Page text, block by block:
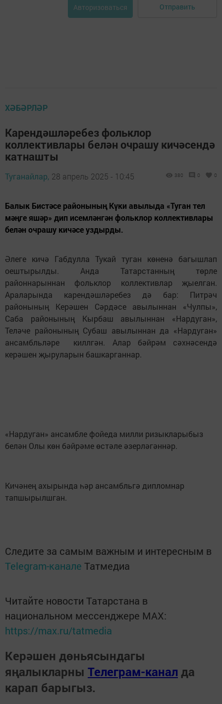
Авторизоваться Отправить
ХӘБӘРЛӘР
Карендәшләребез фольклор
коллективлары белән очрашу кичәсендә
катнашты
Туганайлар, 28 апрель 2025 - 10:45 380 0 0
Балык Бистәсе районының Күки авылыда «Туган тел
мәңге яшәр» дип исемләнгән фольклор коллективлары
белән очрашу кичәсе уздырды.
Әлеге кичә Габдулла Тукай туган көненә багышлап
оештырылды. Анда Татарстанның төрле
районнарыннан фольклор коллективлар җыелган.
Араларында карендәшләребез дә бар: Питрәч
районының Керәшен Сәрдәсе авылыннан «Чулпы»,
Саба районының Кырбаш авылыннан «Нардуган»,
Теләче районының Субаш авылыннан да «Нардуган»
ансамбльләре киллгән. Алар бәйрәм сәхнәсендә
керәшен җыруларын башкарганнар.
«Нардуган» ансамбле фойеда милли ризыкларыбыз
белән Олы көн бәйрәме өстәле әзерләгәннәр.
Кичәнең ахырында һәр ансамбльгә дипломнар
тапшырылшган.
Следите за самым важным и интересным в
Telegram-канале Татмедиа
Читайте новости Татарстана в
национальном мессенджере MАХ:
https://max.ru/tatmedia
Керәшен дөньясындагы
яңалыкларны Телеграм-канал да
карап барыгыз.